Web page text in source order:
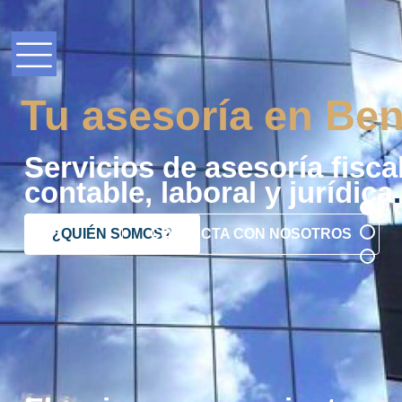
Tu asesoría en
Servicios de asesoría
contable, laboral y jurídica.
¿QUIÉN SOMOS?CONTACTA CON NOSOTROS